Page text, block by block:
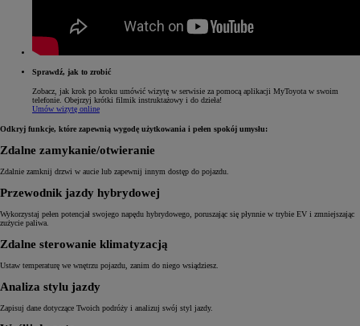
Sprawdź, jak to zrobić
Zobacz, jak krok po kroku umówić wizytę w serwisie za pomocą aplikacji MyToyota w swoim
telefonie. Obejrzyj krótki filmik instruktażowy i do dzieła!
Umów wizytę online
Odkryj funkcje, które zapewnią wygodę użytkowania i pełen spokój umysłu:
Zdalne zamykanie/otwieranie
Zdalnie zamknij drzwi w aucie lub zapewnij innym dostęp do pojazdu.
Przewodnik jazdy hybrydowej
Wykorzystaj pełen potencjał swojego napędu hybrydowego, poruszając się płynnie w trybie EV i zmniejszając
zużycie paliwa.
Zdalne sterowanie klimatyzacją
Ustaw temperaturę we wnętrzu pojazdu, zanim do niego wsiądziesz.
Analiza stylu jazdy
Zapisuj dane dotyczące Twoich podróży i analizuj swój styl jazdy.